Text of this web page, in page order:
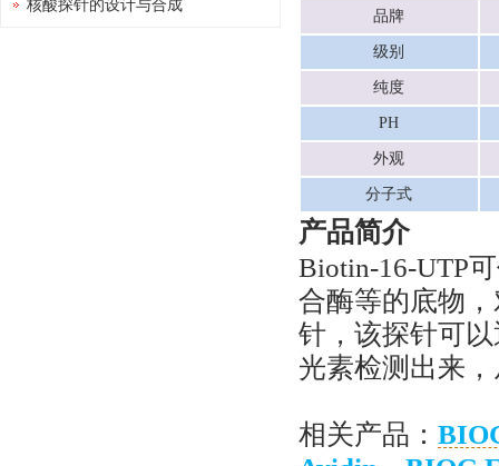
品牌
级别
纯度
PH
外观
分子式
产品简介
Biotin-16-UTP
合酶等的底物
针，该探针可
光素检测出来
相关产品：
核酸探针的设计与合成